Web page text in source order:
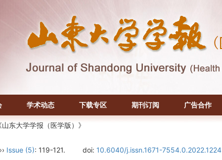
学术动态 下载专区 期刊订阅 广告合作
山东大学学报（医学版）》
›› Issue (5): 119-121. doi: 10.6040/j.issn.1671-7554.0.2022.1224